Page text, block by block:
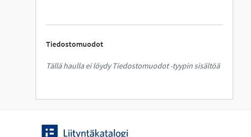
Tiedostomuodot
Tällä haulla ei löydy Tiedostomuodot -tyypin sisältöä